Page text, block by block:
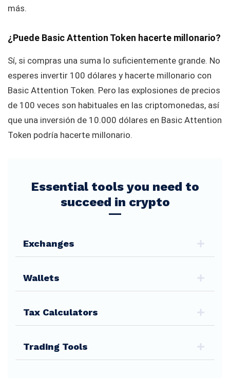
más.
¿Puede Basic Attention Token hacerte millonario?
Sí, si compras una suma lo suficientemente grande. No
esperes invertir 100 dólares y hacerte millonario con
Basic Attention Token. Pero las explosiones de precios
de 100 veces son habituales en las criptomonedas, así
que una inversión de 10.000 dólares en Basic Attention
Token podría hacerte millonario.
Essential tools you need to
succeed in crypto
Exchanges
Wallets
Tax Calculators
Trading Tools